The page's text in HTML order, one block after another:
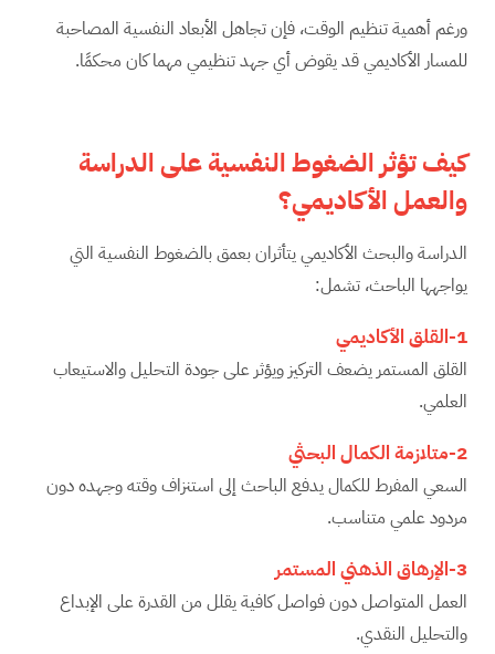
ورغم أهمية تنظيم الوقت، فإن تجاهل الأبعاد النفسية المصاحبة
للمسار الأكاديمي قد يقوض أي جهد تنظيمي مهما كان محكمًا.
كيف تؤثر الضغوط النفسية على الدراسة
والعمل الأكاديمي؟
الدراسة والبحث الأكاديمي يتأثران بعمق بالضغوط النفسية التي
يواجهها الباحث، تشمل:
1-القلق الأكاديمي
القلق المستمر يضعف التركيز ويؤثر على جودة التحليل والاستيعاب
العلمي.
2-متلازمة الكمال البحثي
السعي المفرط للكمال يدفع الباحث إلى استنزاف وقته وجهده دون
مردود علمي متناسب.
3-الإرهاق الذهني المستمر
العمل المتواصل دون فواصل كافية يقلل من القدرة على الإبداع
والتحليل النقدي.